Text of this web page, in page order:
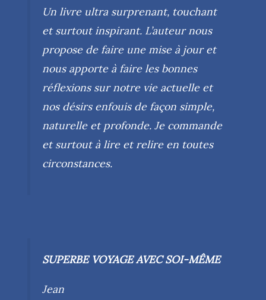
Un livre ultra surprenant, touchant
et surtout inspirant. L’auteur nous
propose de faire une mise à jour et
nous apporte à faire les bonnes
réflexions sur notre vie actuelle et
nos désirs enfouis de façon simple,
naturelle et profonde. Je commande
et surtout à lire et relire en toutes
circonstances.
SUPERBE VOYAGE AVEC SOI-MÊME
Jean